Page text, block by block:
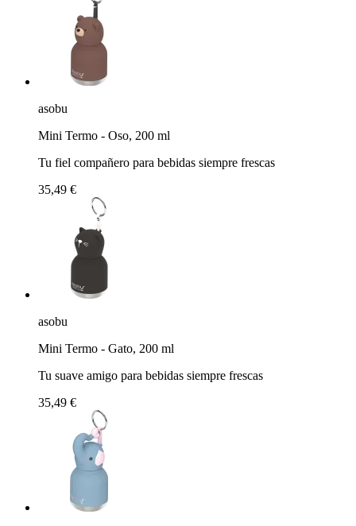
asobu
Mini Termo - Oso, 200 ml
Tu fiel compañero para bebidas siempre frescas
35,49 €
asobu
Mini Termo - Gato, 200 ml
Tu suave amigo para bebidas siempre frescas
35,49 €